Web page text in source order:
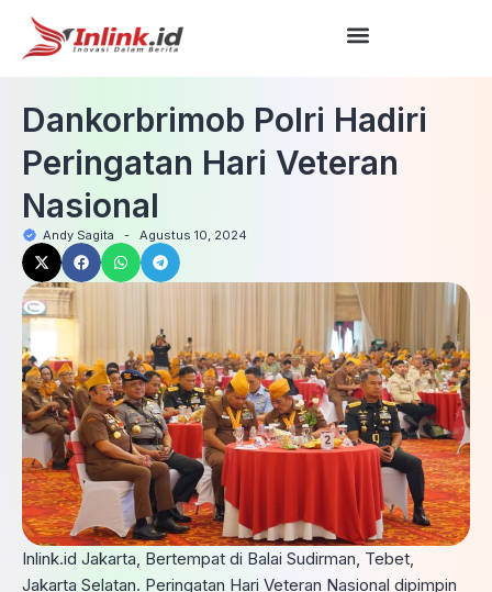
Dankorbrimob Polri Hadiri
Peringatan Hari Veteran
Nasional
Andy Sagita - Agustus 10, 2024
Inlink.id Jakarta, Bertempat di Balai Sudirman, Tebet,
Jakarta Selatan. Peringatan Hari Veteran Nasional dipimpin